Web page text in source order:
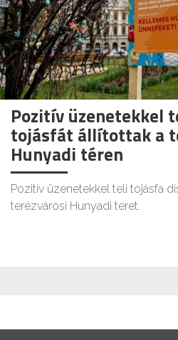
Pozitív üzenetekkel
tojásfát állítottak a
Hunyadi téren
Pozitív üzenetekkel teli tojásfa
terézvárosi Hunyadi teret.